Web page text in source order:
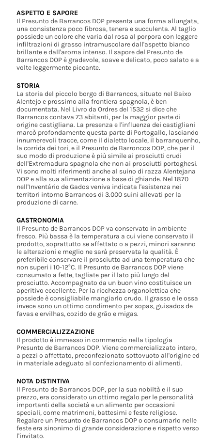
ASPETTO E SAPORE
Il Presunto de Barrancos DOP presenta una forma allungata,
una consistenza poco fibrosa, tenera e succulenta. Al taglio
possiede un colore che varia dal rosa al porpora con leggere
infiltrazioni di grasso intramuscolare dall'aspetto bianco
brillante e dall'aroma intenso. Il sapore del Presunto de
Barrancos DOP è gradevole, soave e delicato, poco salato e a
volte leggermente piccante.
STORIA
La storia del piccolo borgo di Barrancos, situato nel Baixo
Alentejo e prossimo alla frontiera spagnola, è ben
documentata. Nel Livro da Ordres del 1532 si dice che
Barrancos contava 73 abitanti, per la maggior parte di
origine castigliana. La presenza e l'influenza dei castigliani
marcò profondamente questa parte di Portogallo, lasciando
innumerevoli tracce, come il dialetto locale, il barranquenho,
la corrida dei tori, e il Presunto de Barroncos DOP, che per il
suo modo di produzione è più simile ai prosciutti crudi
dell'Extremadura spagnola che non ai prosciutti portoghesi.
Vi sono molti riferimenti anche al suino di razza Alentejana
DOP e alla sua alimentazione a base di ghiande. Nel 1870
nell'Inventário de Gados veniva indicata l'esistenza nei
territori intorno Barrancos di 3.000 suini allevati per la
produzione di carne.
GASTRONOMIA
Il Presunto de Barrancos DOP va conservato in ambiente
fresco. Più bassa è la temperatura a cui viene conservato il
prodotto, soprattutto se affettato o a pezzi, minori saranno
le alterazioni e meglio ne sarà preservata la qualità. È
preferibile conservare il prosciutto ad una temperatura che
non superi i 10-12°C. Il Presunto de Barrancos DOP viene
consumato a fette, tagliate per il lato più lungo del
prosciutto. Accompagnato da un buon vino costituisce un
aperitivo eccellente. Per la ricchezza organolettica che
possiede è consigliabile mangiarlo crudo. Il grasso e le ossa
invece sono un ottimo condimento per sopas, guisados de
favas e ervilhas, cozido de grão e migas.
COMMERCIALIZZAZIONE
Il prodotto è immesso in commercio nella tipologia
Presunto de Barrancos DOP. Viene commercializzato intero,
a pezzi o affettato, preconfezionato sottovuoto all'origine ed
in materiale adeguato al confezionamento di alimenti.
NOTA DISTINTIVA
Il Presunto de Barrancos DOP, per la sua nobiltà e il suo
prezzo, era considerato un ottimo regalo per le personalità
importanti della società e un alimento per occasioni
speciali, come matrimoni, battesimi e feste religiose.
Regalare un Presunto de Barrancos DOP o consumarlo nelle
feste era sinonimo di grande considerazione e rispetto verso
l'invitato.